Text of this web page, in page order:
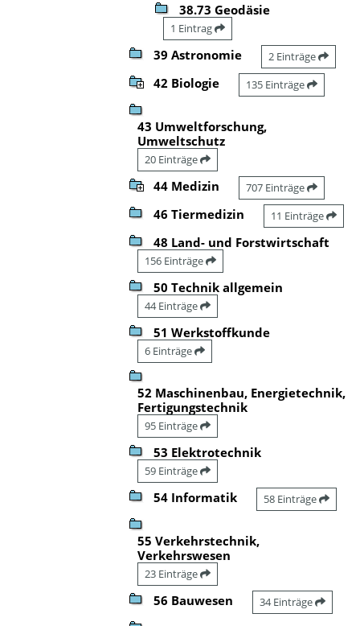
38.73 Geodäsie
1 Eintrag
39 Astronomie 2 Einträge
42 Biologie 135 Einträge
43 Umweltforschung,
Umweltschutz
20 Einträge
44 Medizin 707 Einträge
46 Tiermedizin 11 Einträge
48 Land- und Forstwirtschaft
156 Einträge
50 Technik allgemein
44 Einträge
51 Werkstoffkunde
6 Einträge
52 Maschinenbau, Energietechnik,
Fertigungstechnik
95 Einträge
53 Elektrotechnik
59 Einträge
54 Informatik 58 Einträge
55 Verkehrstechnik,
Verkehrswesen
23 Einträge
56 Bauwesen 34 Einträge